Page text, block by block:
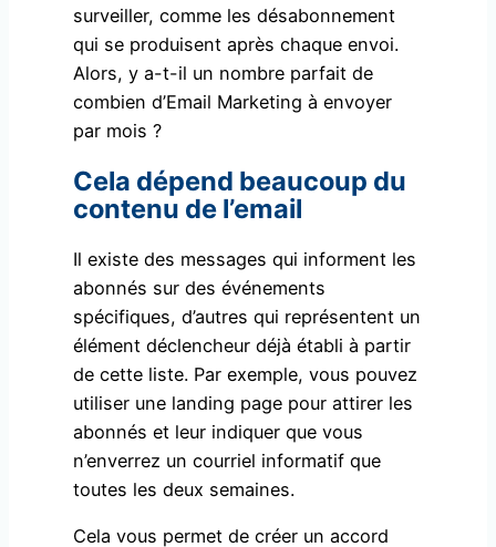
surveiller, comme les désabonnement
qui se produisent après chaque envoi.
Alors, y a-t-il un nombre parfait de
combien d’Email Marketing à envoyer
par mois ?
Cela dépend beaucoup du
contenu de l’email
Il existe des messages qui informent les
abonnés sur des événements
spécifiques, d’autres qui représentent un
élément déclencheur déjà établi à partir
de cette liste. Par exemple, vous pouvez
utiliser une landing page pour attirer les
abonnés et leur indiquer que vous
n’enverrez un courriel informatif que
toutes les deux semaines.
Cela vous permet de créer un accord